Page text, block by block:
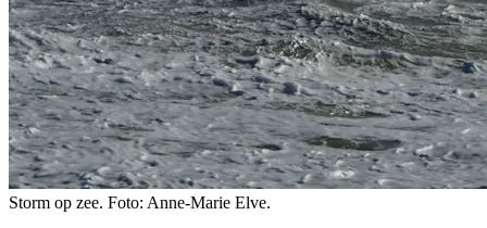
Storm op zee. Foto: Anne-Marie Elve.